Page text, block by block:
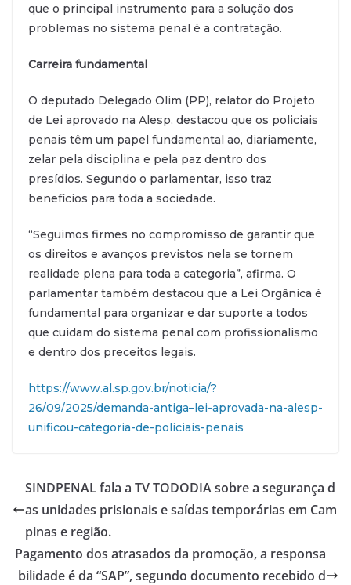
que o principal instrumento para a solução dos
problemas no sistema penal é a contratação.
Carreira fundamental
O deputado Delegado Olim (PP), relator do Projeto
de Lei aprovado na Alesp, destacou que os policiais
penais têm um papel fundamental ao, diariamente,
zelar pela disciplina e pela paz dentro dos
presídios. Segundo o parlamentar, isso traz
benefícios para toda a sociedade.
“Seguimos firmes no compromisso de garantir que
os direitos e avanços previstos nela se tornem
realidade plena para toda a categoria”, afirma. O
parlamentar também destacou que a Lei Orgânica é
fundamental para organizar e dar suporte a todos
que cuidam do sistema penal com profissionalismo
e dentro dos preceitos legais.
https://www.al.sp.gov.br/noticia/?
26/09/2025/demanda-antiga–lei-aprovada-na-alesp-
unificou-categoria-de-policiais-penais
SINDPENAL fala a TV TODODIA sobre a segurança d
as unidades prisionais e saídas temporárias em Cam
pinas e região.
Pagamento dos atrasados da promoção, a responsa
bilidade é da “SAP”, segundo documento recebido d